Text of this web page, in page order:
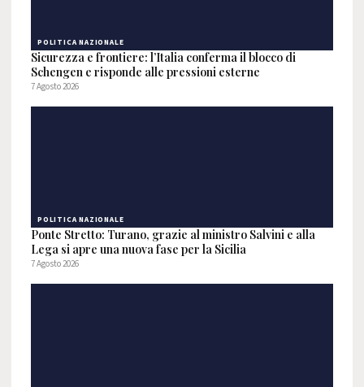
POLITICA NAZIONALE
Sicurezza e frontiere: l’Italia conferma il blocco di
Schengen e risponde alle pressioni esterne
7 Agosto 2026
POLITICA NAZIONALE
Ponte Stretto: Turano, grazie al ministro Salvini e alla
Lega si apre una nuova fase per la Sicilia
7 Agosto 2026